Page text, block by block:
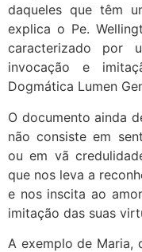
daqueles que têm
explica o Pe.
caracterizado por
invocação e
Dogmática Lumen
O documento ainda
não consiste em
ou em vã
que nos leva a
e nos inscita ao
imitação das suas
A exemplo de Maria,